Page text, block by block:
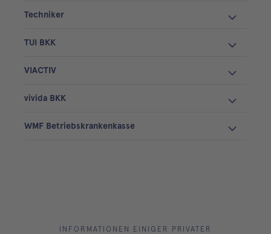
Techniker
TUI BKK
VIACTIV
vivida BKK
WMF Betriebskrankenkasse
INFORMATIONEN EINIGER PRIVATER